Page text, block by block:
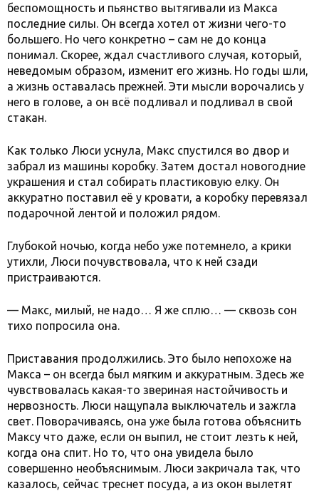
беспомощность и пьянство вытягивали из Макса
последние силы. Он всегда хотел от жизни чего-то
большего. Но чего конкретно – сам не до конца
понимал. Скорее, ждал счастливого случая, который,
неведомым образом, изменит его жизнь. Но годы шли,
а жизнь оставалась прежней. Эти мысли ворочались у
него в голове, а он всё подливал и подливал в свой
стакан.
Как только Люси уснула, Макс спустился во двор и
забрал из машины коробку. Затем достал новогодние
украшения и стал собирать пластиковую елку. Он
аккуратно поставил её у кровати, а коробку перевязал
подарочной лентой и положил рядом.
Глубокой ночью, когда небо уже потемнело, а крики
утихли, Люси почувствовала, что к ней сзади
пристраиваются.
— Макс, милый, не надо… Я же сплю… — сквозь сон
тихо попросила она.
Приставания продолжились. Это было непохоже на
Макса – он всегда был мягким и аккуратным. Здесь же
чувствовалась какая-то звериная настойчивость и
нервозность. Люси нащупала выключатель и зажгла
свет. Поворачиваясь, она уже была готова объяснить
Максу что даже, если он выпил, не стоит лезть к ней,
когда она спит. Но то, что она увидела было
совершенно необъяснимым. Люси закричала так, что
казалось, сейчас треснет посуда, а из окон вылетят